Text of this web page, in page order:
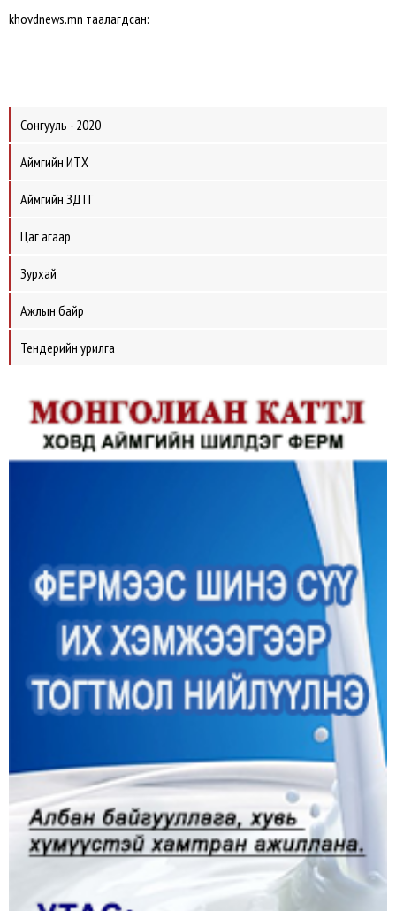
khovdnews.mn таалагдсан:
Сонгууль - 2020
Аймгийн ИТХ
Аймгийн ЗДТГ
Цаг агаар
Зурхай
Ажлын байр
Тендерийн урилга